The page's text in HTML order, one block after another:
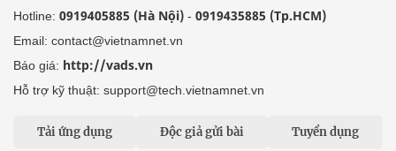
Hotline: 0919405885 (Hà Nội) - 0919435885 (Tp.HCM)
Email: contact@vietnamnet.vn
Báo giá: http://vads.vn
Hỗ trợ kỹ thuật: support@tech.vietnamnet.vn
Tải ứng dụng Độc giả gửi bài Tuyển dụng